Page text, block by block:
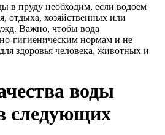
в пруду необходим, если водоем
отдыха, хозяйственных или
Важно, чтобы вода
гигиеническим нормам и не
здоровья человека, животных и
воды
следующих